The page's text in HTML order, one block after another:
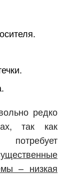
редко
так как
потребует
– низкая